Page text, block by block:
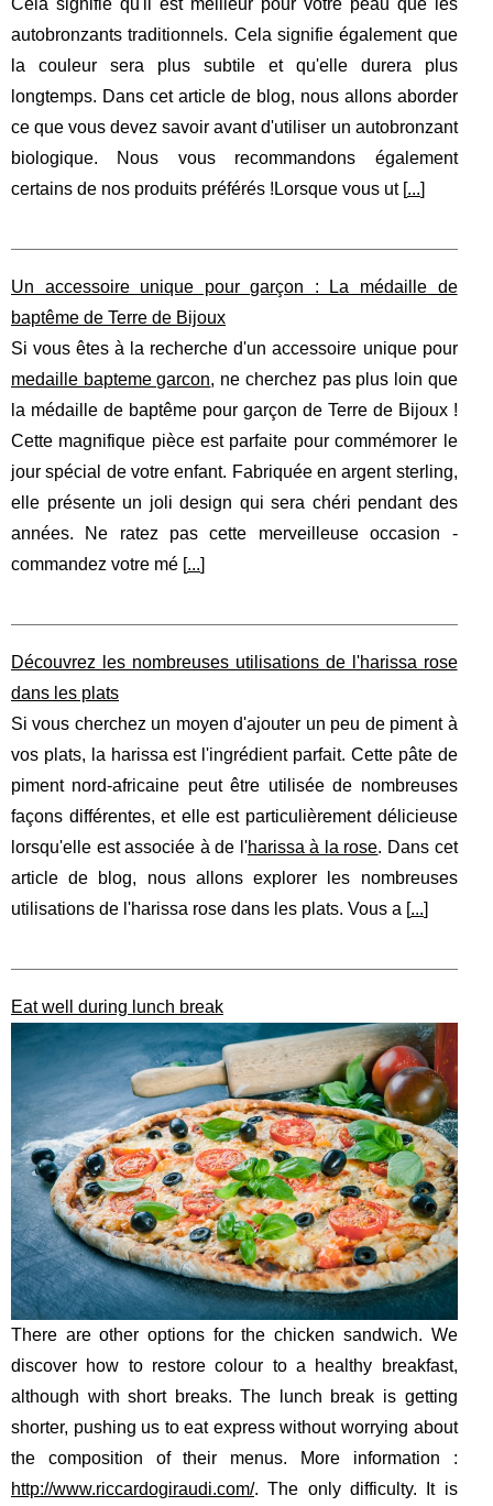
autobronzants traditionnels. Cela signifie également que
la couleur sera plus subtile et qu'elle durera plus
longtemps. Dans cet article de blog, nous allons aborder
ce que vous devez savoir avant d'utiliser un autobronzant
biologique. Nous vous recommandons également
certains de nos produits préférés !Lorsque vous ut [...]
Un accessoire unique pour garçon : La médaille de
baptême de Terre de Bijoux
Si vous êtes à la recherche d'un accessoire unique pour
medaille bapteme garcon, ne cherchez pas plus loin que
la médaille de baptême pour garçon de Terre de Bijoux !
Cette magnifique pièce est parfaite pour commémorer le
jour spécial de votre enfant. Fabriquée en argent sterling,
elle présente un joli design qui sera chéri pendant des
années. Ne ratez pas cette merveilleuse occasion -
commandez votre mé [...]
Découvrez les nombreuses utilisations de l'harissa rose
dans les plats
Si vous cherchez un moyen d'ajouter un peu de piment à
vos plats, la harissa est l'ingrédient parfait. Cette pâte de
piment nord-africaine peut être utilisée de nombreuses
façons différentes, et elle est particulièrement délicieuse
lorsqu'elle est associée à de l'harissa à la rose. Dans cet
article de blog, nous allons explorer les nombreuses
utilisations de l'harissa rose dans les plats. Vous a [...]
Eat well during lunch break
There are other options for the chicken sandwich. We
discover how to restore colour to a healthy breakfast,
although with short breaks. The lunch break is getting
shorter, pushing us to eat express without worrying about
the composition of their menus. More information :
http://www.riccardogiraudi.com/. The only difficulty. It is